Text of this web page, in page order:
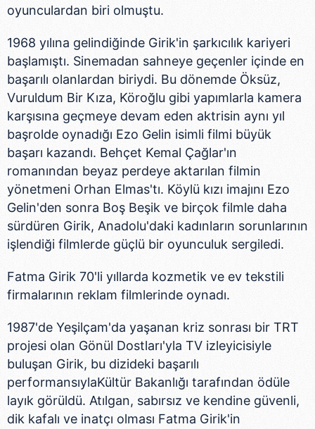
oyunculardan biri olmuştu.
1968 yılına gelindiğinde Girik'in şarkıcılık kariyeri
başlamıştı. Sinemadan sahneye geçenler içinde en
başarılı olanlardan biriydi. Bu dönemde Öksüz,
Vuruldum Bir Kıza, Köroğlu gibi yapımlarla kamera
karşısına geçmeye devam eden aktrisin aynı yıl
başrolde oynadığı Ezo Gelin isimli filmi büyük
başarı kazandı. Behçet Kemal Çağlar'ın
romanından beyaz perdeye aktarılan filmin
yönetmeni Orhan Elmas'tı. Köylü kızı imajını Ezo
Gelin'den sonra Boş Beşik ve birçok filmle daha
sürdüren Girik, Anadolu'daki kadınların sorunlarının
işlendiği filmlerde güçlü bir oyunculuk sergiledi.
Fatma Girik 70'li yıllarda kozmetik ve ev tekstili
firmalarının reklam filmlerinde oynadı.
1987'de Yeşilçam'da yaşanan kriz sonrası bir TRT
projesi olan Gönül Dostları'yla TV izleyicisiyle
buluşan Girik, bu dizideki başarılı
performansıylaKültür Bakanlığı tarafından ödüle
layık görüldü. Atılgan, sabırsız ve kendine güvenli,
dik kafalı ve inatçı olması Fatma Girik'in